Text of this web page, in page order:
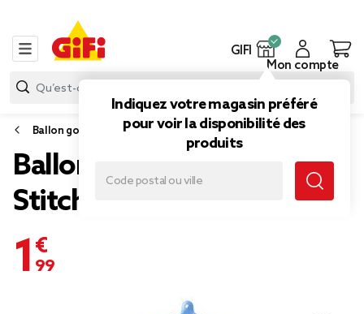
GIFI
Indiquez votre magasin préféré
pour voir la disponibilité des
produits
Mon compte
Ballon gonflable
Ballon aluminium Disney
Stitch bleu Ø40cm
1,99 €